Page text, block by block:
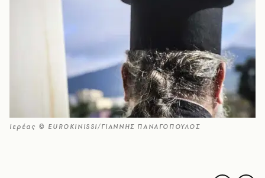
Ιερέας © EUROKINISSI/ΓΙΑΝΝΗΣ ΠΑΝΑΓΟΠΟΥΛΟΣ